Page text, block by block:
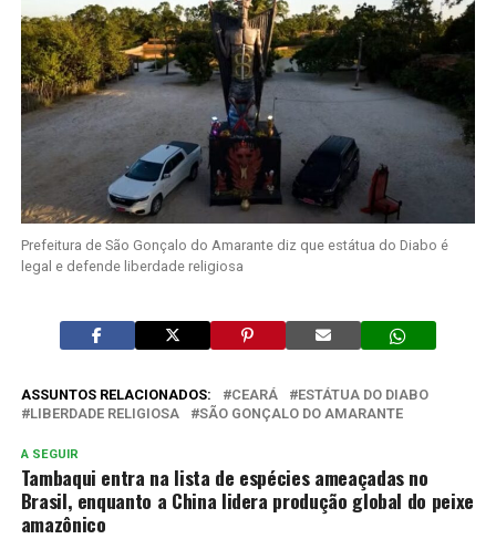
Prefeitura de São Gonçalo do Amarante diz que estátua do Diabo é
legal e defende liberdade religiosa
ASSUNTOS RELACIONADOS: CEARÁ
ESTÁTUA DO DIABO
LIBERDADE RELIGIOSA
SÃO GONÇALO DO AMARANTE
A SEGUIR
Tambaqui entra na lista de espécies ameaçadas no
Brasil, enquanto a China lidera produção global do peixe
amazônico